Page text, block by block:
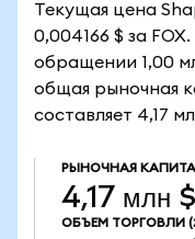
Текущая цена
0,004166 $ за
обращении 1,00
общая рыночная
составляет 4,17
РЫНОЧНАЯ
4,17 млн $
ОБЪЕМ ТОРГОВЛИ